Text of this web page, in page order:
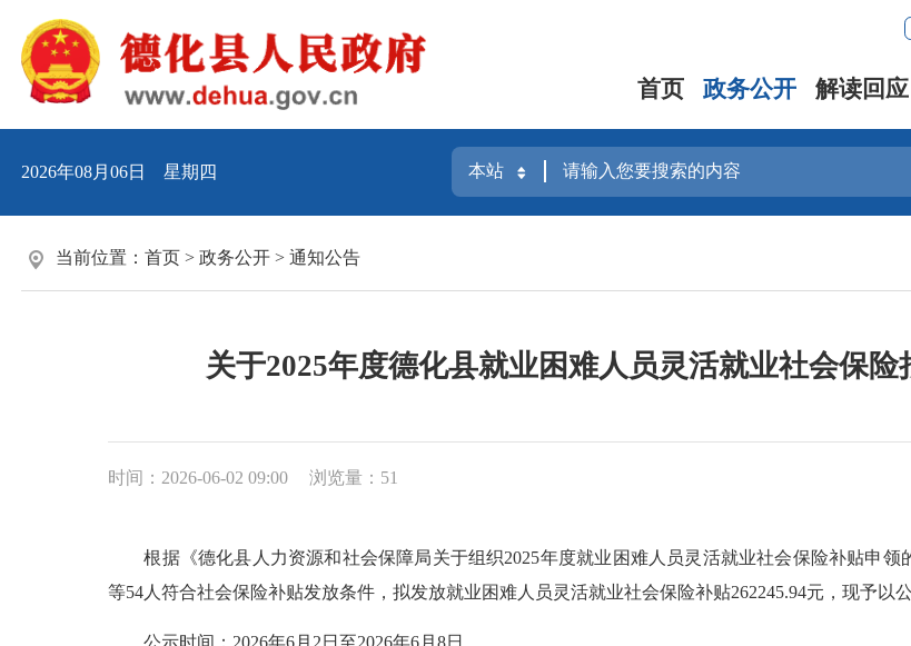
首页 政务公开 解读回应
2026年08月06日 星期四
当前位置： 首页 > 政务公开 > 通知公告
关于2025年度德化县就业困难人员灵活就业社会保
时间：2026-06-02 09:00 浏览量： 51
根据《德化县人力资源和社会保障局关于组织2025年度就业困难人员灵活就业社会保险补贴申领
等54人符合社会保险补贴发放条件，拟发放就业困难人员灵活就业社会保险补贴262245.94元，现予以公